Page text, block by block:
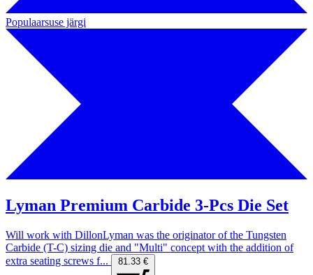
Populaarsuse järgi
Lyman Premium Carbide 3-Pcs Die Set
Will work with DillonLyman was the originator of the Tungsten
Carbide (T-C) sizing die and "Multi" concept with the addition of
extra seating screws f...
81.33 €